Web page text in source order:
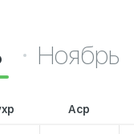
Ноябрь
Аср